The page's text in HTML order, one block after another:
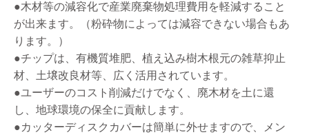
●木材等の減容化で産業廃棄物処理費用を軽減すること
が出来ます。（粉砕物によっては減容できない場合もあ
ります。）
●チップは、有機質堆肥、植え込み樹木根元の雑草抑止
材、土壌改良材等、広く活用されています。
●ユーザーのコスト削減だけでなく、廃木材を土に還
し、地球環境の保全に貢献します。
●カッターディスクカバーは簡単に外せますので、メン